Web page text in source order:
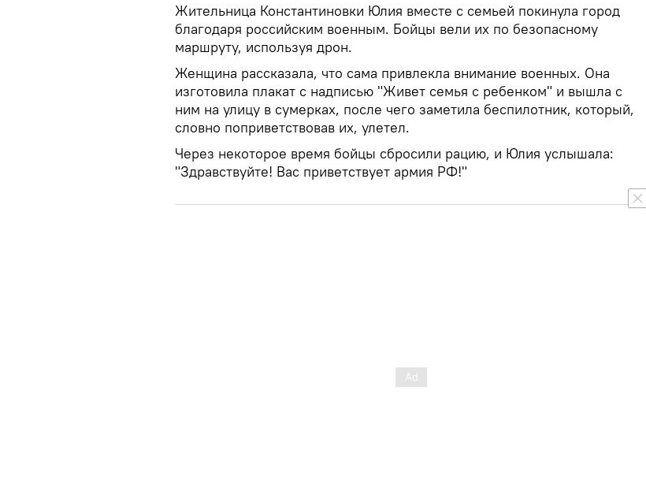
Жительница Константиновки Юлия вместе с семьей покинула город
благодаря российским военным. Бойцы вели их по безопасному
маршруту, используя дрон.
Женщина рассказала, что сама привлекла внимание военных. Она
изготовила плакат с надписью "Живет семья с ребенком" и вышла с
ним на улицу в сумерках, после чего заметила беспилотник, который,
словно поприветствовав их, улетел.
Через некоторое время бойцы сбросили рацию, и Юлия услышала:
"Здравствуйте! Вас приветствует армия РФ!"